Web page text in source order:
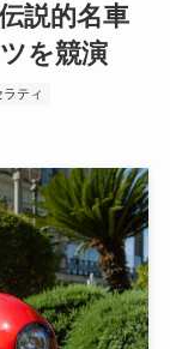
説的名車
を競演
ラティ